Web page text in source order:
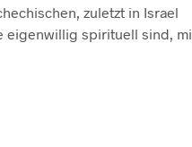
zuletzt in Israel
eigenwillig spirituell sind,